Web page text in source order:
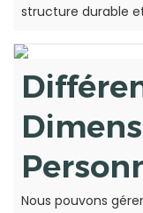
structure durable
Nous pouvons